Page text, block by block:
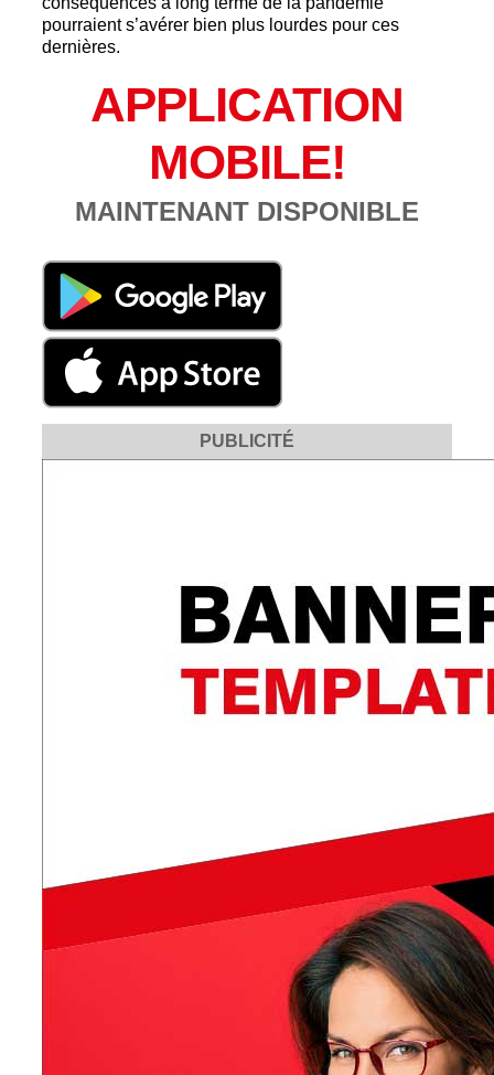
pourraient s’avérer bien plus lourdes pour ces
dernières.
APPLICATION
MOBILE!
MAINTENANT DISPONIBLE
PUBLICITÉ